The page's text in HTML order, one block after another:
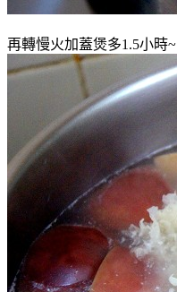
再轉慢火加蓋煲多1.5小時~